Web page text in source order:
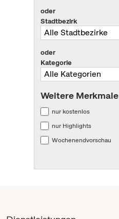
oder
Stadtbezirk
oder
Kategorie
Weitere Merkmale
nur kostenlos
nur Highlights
Wochenendvorschau